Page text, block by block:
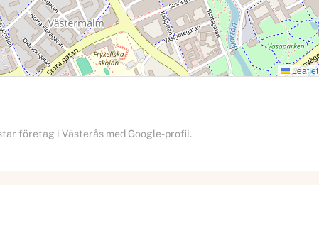
Leaflet
företag i Västerås med Google-profil.